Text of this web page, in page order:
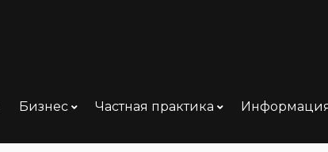
Бизнес Частная практика